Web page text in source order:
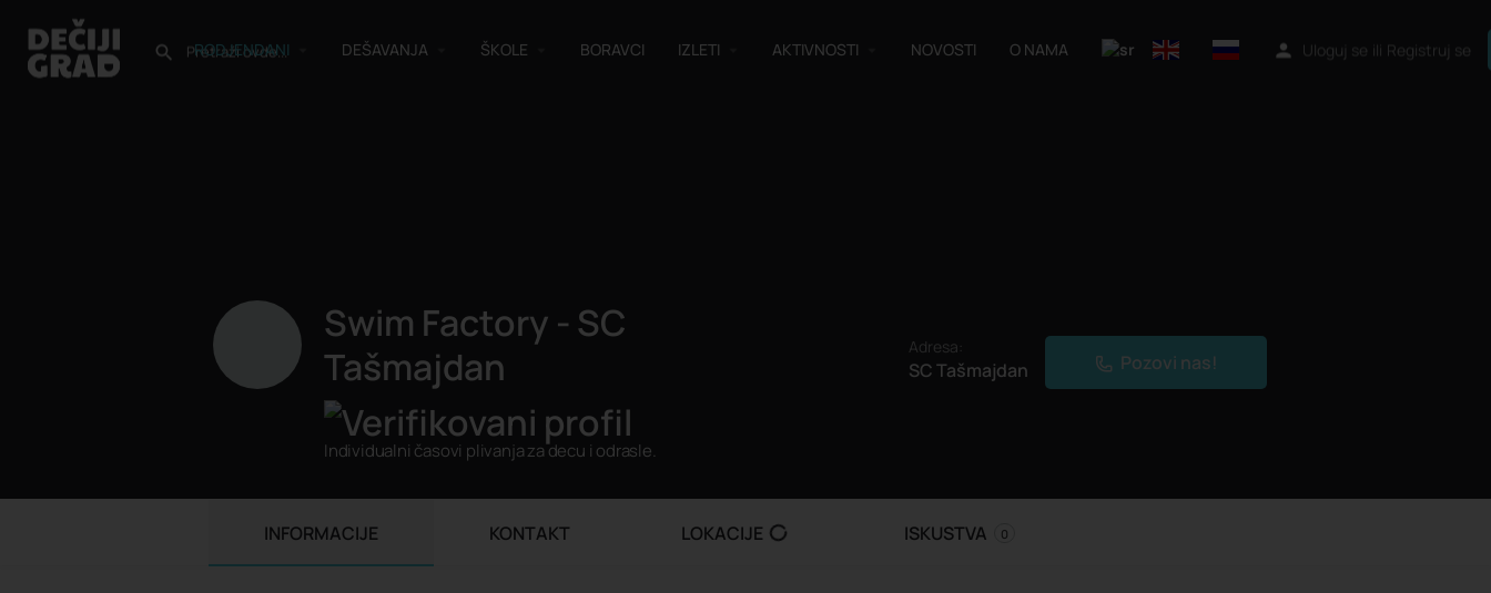
RODJENDANI DEŠAVANJA ŠKOLE BORAVCI IZLETI AKTIVNOSTI NOVOSTI O NAMA Uloguj se ili Registruj se
Swim Factory - SC
Tašmajdan
Individualni časovi plivanja za decu i odrasle.
Adresa:
SC Tašmajdan Pozovi nas!
INFORMACIJE KONTAKT LOKACIJE ISKUSTVA 0